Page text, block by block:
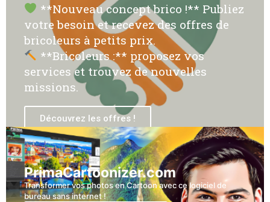
**Nouveau concept brico !** Publiez
votre besoin et recevez des offres de
bricoleurs à petits prix.
**Bricoleurs :** proposez vos
services et trouvez de nouvelles
missions.
Découvrez les offres !
PrimaCartoonizer.com
Transformer vos photos en Cartoon avec ce logiciel de
bureau sans internet !